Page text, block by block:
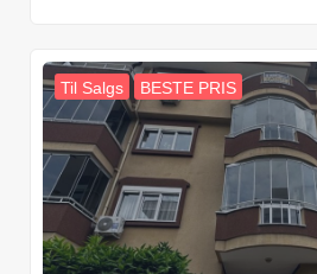
Til Salgs BESTE PRIS